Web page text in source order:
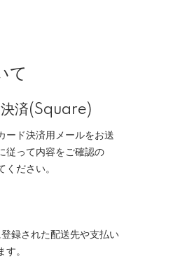
て
決済(Square)
ード決済用メールをお送
従って内容をご確認の
ださい。
録された配送先や支払い
。